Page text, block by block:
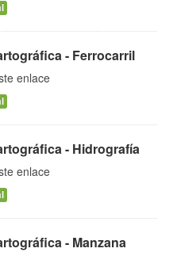
- Ferrocarril
enlace
- Hidrografía
enlace
- Manzana